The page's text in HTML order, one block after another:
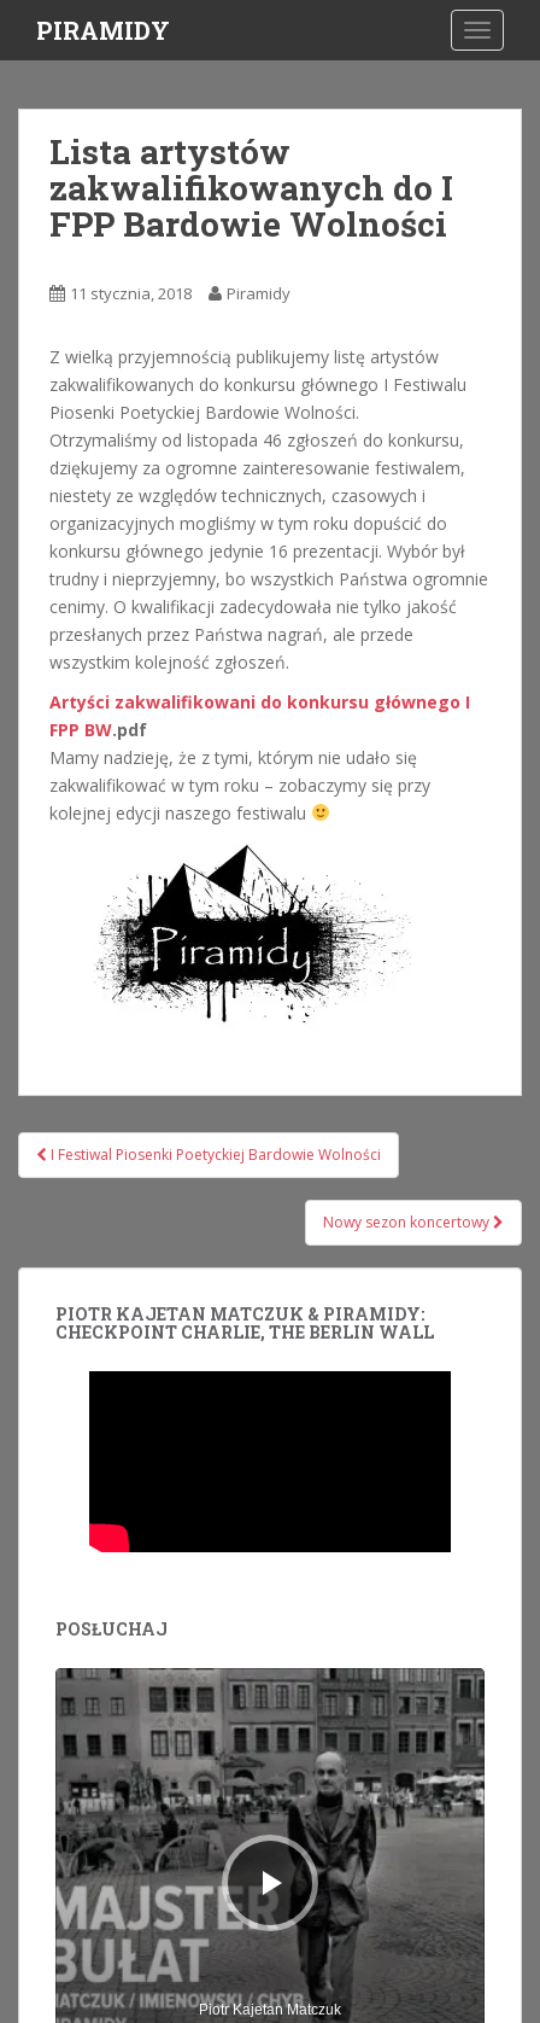
i
PIRAMIDY
Lista artystów
zakwalifikowanych do I
FPP Bardowie Wolności
11 stycznia, 2018 Piramidy
Z wielką przyjemnością publikujemy listę artystów
zakwalifikowanych do konkursu głównego I Festiwalu
Piosenki Poetyckiej Bardowie Wolności.
Otrzymaliśmy od listopada 46 zgłoszeń do konkursu,
dziękujemy za ogromne zainteresowanie festiwalem,
niestety ze względów technicznych, czasowych i
organizacyjnych mogliśmy w tym roku dopuścić do
konkursu głównego jedynie 16 prezentacji. Wybór był
trudny i nieprzyjemny, bo wszystkich Państwa ogromnie
cenimy. O kwalifikacji zadecydowała nie tylko jakość
przesłanych przez Państwa nagrań, ale przede
wszystkim kolejność zgłoszeń.
Artyści zakwalifikowani do konkursu głównego I
FPP BW.pdf
Mamy nadzieję, że z tymi, którym nie udało się
zakwalifikować w tym roku – zobaczymy się przy
kolejnej edycji naszego festiwalu
Nawigacja
wpisu
I Festiwal Piosenki Poetyckiej Bardowie Wolności
Nowy sezon koncertowy
PIOTR KAJETAN MATCZUK & PIRAMIDY:
CHECKPOINT CHARLIE, THE BERLIN WALL
POSŁUCHAJ
Odtwarzacz
dźwiękowych
Piotr Kajetan Matczuk